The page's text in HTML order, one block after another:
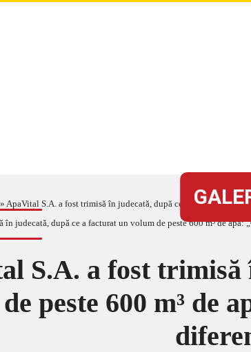
» ApaVital S.A. a fost trimisă în judecată, după ce a facturat un
S.A. a fost trimisă
peste 600 m³ de